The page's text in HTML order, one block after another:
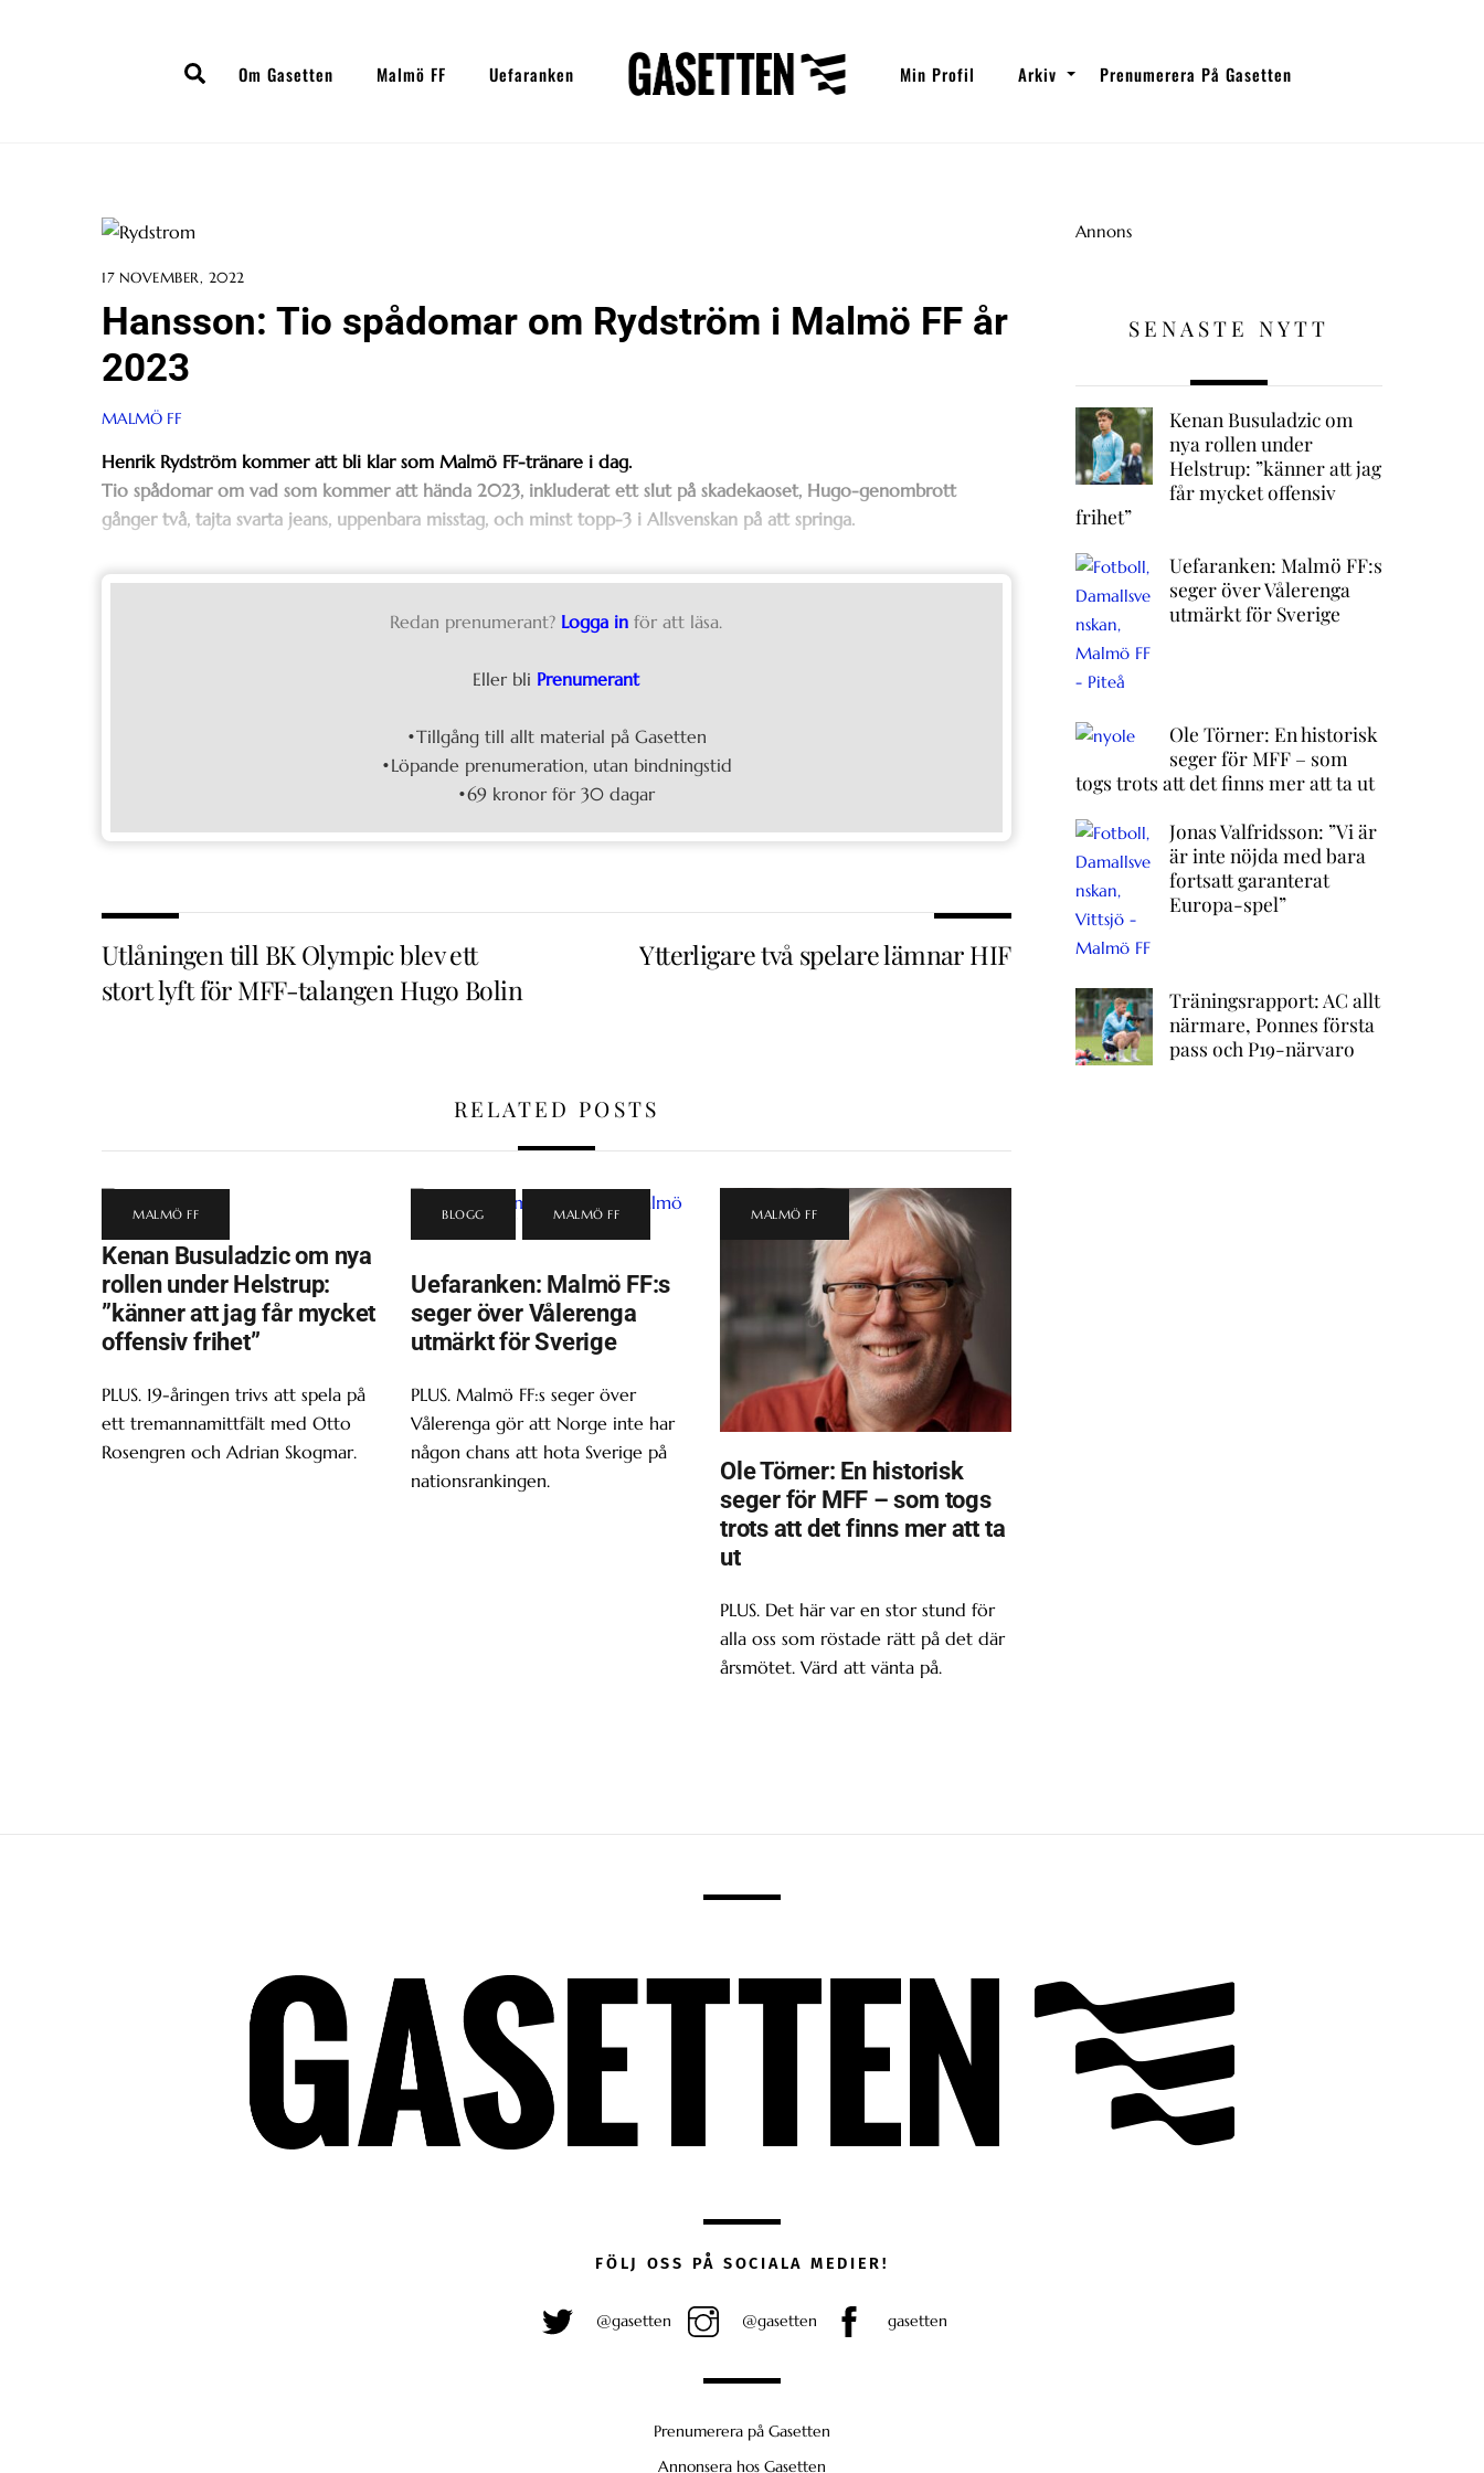
SearchOm Gasetten Malmö FF Uefaranken Min Profil Arkiv Prenumerera På Gasetten
17 NOVEMBER, 2022
Hansson: Tio spådomar om Rydström i Malmö FF år
2023
MALMÖ FF
Henrik Rydström kommer att bli klar som Malmö FF-tränare i dag.
Tio spådomar om vad som kommer att hända 2023, inkluderat ett slut på skadekaoset, Hugo-genombrott
gånger två, tajta svarta jeans, uppenbara misstag, och minst topp-3 i Allsvenskan på att springa.
Redan prenumerant? Logga in för att läsa.
Eller bli Prenumerant
•Tillgång till allt material på Gasetten
•Löpande prenumeration, utan bindningstid
•69 kronor för 30 dagar
Utlåningen till BK Olympic blev ett
stort lyft för MFF-talangen Hugo Bolin
Ytterligare två spelare lämnar HIF
RELATED POSTS
MALMÖ FF
Kenan Busuladzic om nya
rollen under Helstrup:
”känner att jag får mycket
offensiv frihet”
PLUS. 19-åringen trivs att spela på
ett tremannamittfält med Otto
Rosengren och Adrian Skogmar.
BLOGG , MALMÖ FF
Uefaranken: Malmö FF:s
seger över Vålerenga
utmärkt för Sverige
PLUS. Malmö FF:s seger över
Vålerenga gör att Norge inte har
någon chans att hota Sverige på
nationsrankingen.
MALMÖ FF
Ole Törner: En historisk
seger för MFF – som togs
trots att det finns mer att ta
ut
PLUS. Det här var en stor stund för
alla oss som röstade rätt på det där
årsmötet. Värd att vänta på.
Annons
SENASTE NYTT
Kenan Busuladzic om
nya rollen under
Helstrup: ”känner att jag
får mycket offensiv
frihet”
Uefaranken: Malmö FF:s
seger över Vålerenga
utmärkt för Sverige
Ole Törner: En historisk
seger för MFF – som
togs trots att det finns mer att ta ut
Jonas Valfridsson: ”Vi är
är inte nöjda med bara
fortsatt garanterat
Europa-spel”
Träningsrapport: AC allt
närmare, Ponnes första
pass och P19-närvaro
FÖLJ OSS PÅ SOCIALA MEDIER!
@gasetten @gasetten gasetten
Prenumerera på Gasetten
Annonsera hos Gasetten